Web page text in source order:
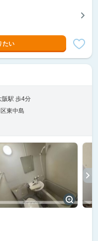
たい
阪駅 歩4分
東中島